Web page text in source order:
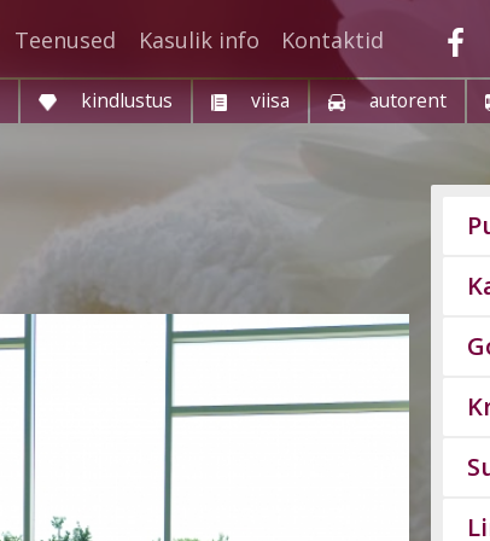
Teenused Kasulik info Kontaktid
kindlustus viisa autorent